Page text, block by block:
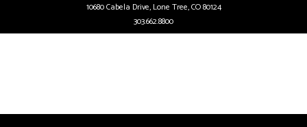
10680 Cabela Drive, Lone Tree, CO 80124
303.662.8800